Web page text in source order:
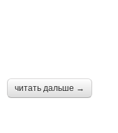
читать дальше →